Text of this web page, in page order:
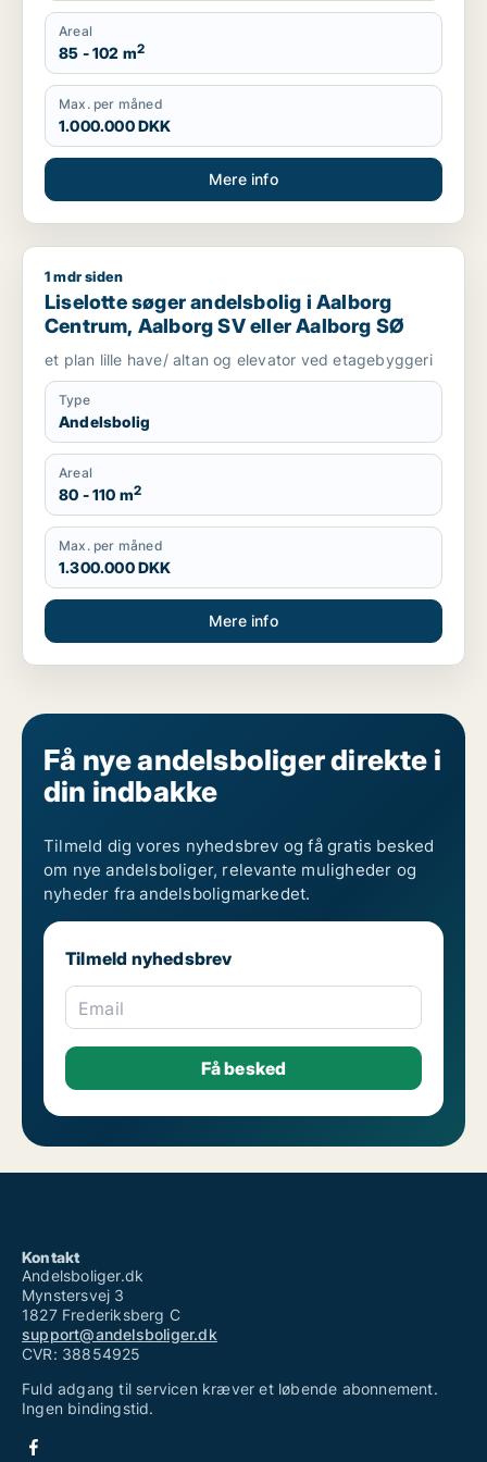
Areal
85 - 102 m2
Max. per måned
1.000.000 DKK
Mere info
Liselotte søger andelsbolig i Aalborg Centrum, Aalborg SV
1 mdr siden
Liselotte søger andelsbolig i Aalborg
Centrum, Aalborg SV eller Aalborg SØ
et plan lille have/ altan og elevator ved etagebyggeri
Type
Andelsbolig
Areal
80 - 110 m2
Max. per måned
1.300.000 DKK
Mere info
Få nye andelsboliger direkte i
din indbakke
Tilmeld dig vores nyhedsbrev og få gratis besked
om nye andelsboliger, relevante muligheder og
nyheder fra andelsboligmarkedet.
Tilmeld nyhedsbrev
Email
Kontakt
Andelsboliger.dk
Mynstersvej 3
1827 Frederiksberg C
support@andelsboliger.dk
CVR: 38854925
Fuld adgang til servicen kræver et løbende abonnement.
Ingen bindingstid.